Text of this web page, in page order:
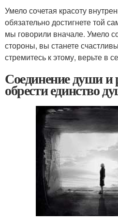
Умело сочетая красоту
обязательно достигнете той
мы говорили вначале. Умело
стороны, вы станете
стремитесь к этому, верьте в
Соединение души и
обрести единство